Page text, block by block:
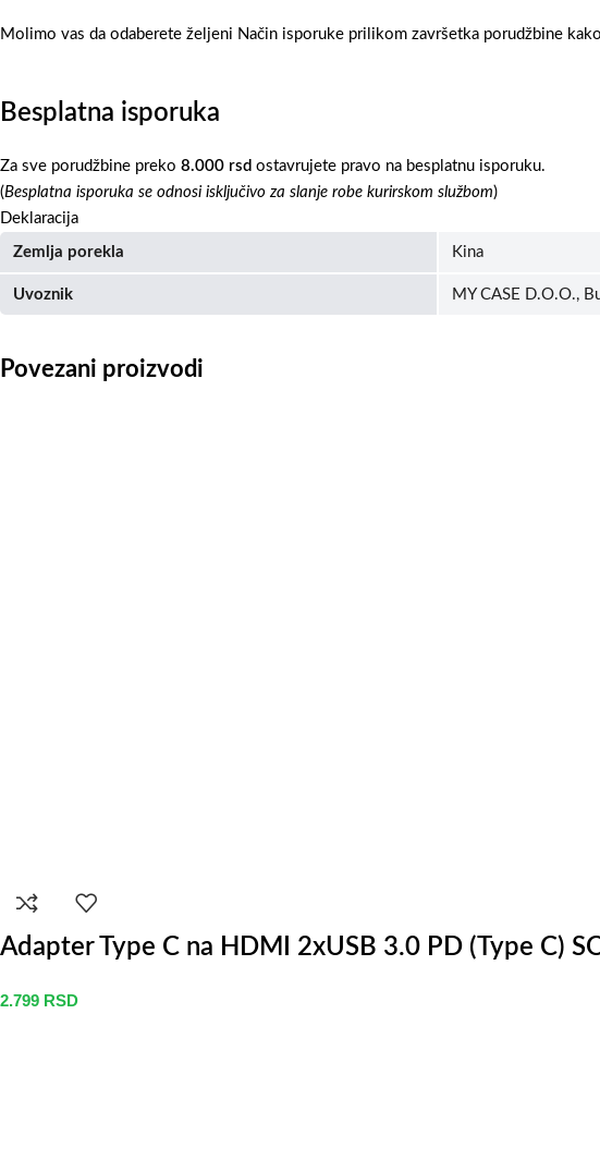
Molimo vas da odaberete željeni Način isporuke prilikom završetka porudžbine
Besplatna isporuka
Za sve porudžbine preko 8.000 rsd ostavrujete pravo na besplatnu isporuku.
(Besplatna isporuka se odnosi isključivo za slanje robe kurirskom službom)
Deklaracija
Zemlja porekla Kina
Uvoznik MY CASE D.O.O.,
Povezani proizvodi
Adapter Type C na HDMI 2xUSB 3.0 PD (Type C)
2.799 RSD